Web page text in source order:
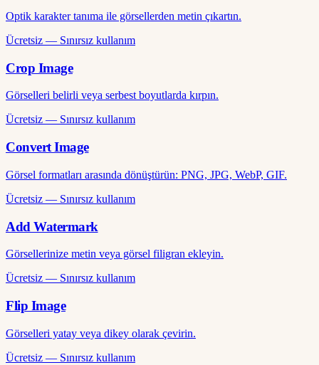
Optik karakter tanıma ile görsellerden metin çıkartın.
Ücretsiz — Sınırsız kullanım
Crop Image
Görselleri belirli veya serbest boyutlarda kırpın.
Ücretsiz — Sınırsız kullanım
Convert Image
Görsel formatları arasında dönüştürün: PNG, JPG, WebP, GIF.
Ücretsiz — Sınırsız kullanım
Add Watermark
Görsellerinize metin veya görsel filigran ekleyin.
Ücretsiz — Sınırsız kullanım
Flip Image
Görselleri yatay veya dikey olarak çevirin.
Ücretsiz — Sınırsız kullanım